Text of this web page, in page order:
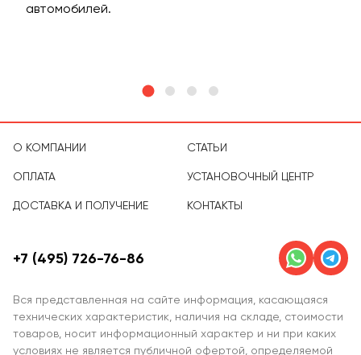
автомобилей.
О КОМПАНИИ
ОПЛАТА
ДОСТАВКА И ПОЛУЧЕНИЕ
СТАТЬИ
УСТАНОВОЧНЫЙ ЦЕНТР
КОНТАКТЫ
Вся представленная на сайте информация, касающаяся
технических характеристик, наличия на складе, стоимости
товаров, носит информационный характер и ни при каких
условиях не является публичной офертой, определяемой
+7 (495) 726-76-86